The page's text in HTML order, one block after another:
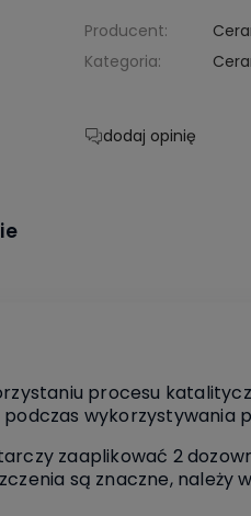
Producent:
Kategoria:
dodaj opinię
procesu
wykorzystywania
zaaplikować 2
są znaczne, należy